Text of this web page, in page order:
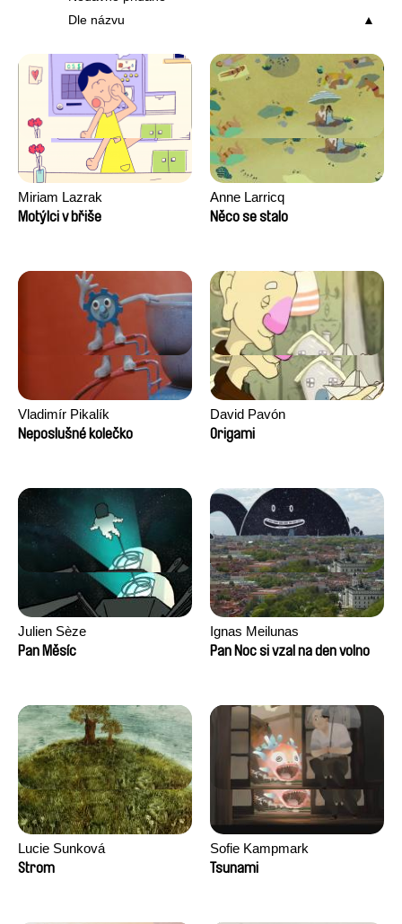
Dle názvu
Miriam Lazrak
Motýlci v břiše
Anne Larricq
Něco se stalo
Vladimír Pikalík
Neposlušné kolečko
David Pavón
Origami
Julien Sèze
Pan Měsíc
Ignas Meilunas
Pan Noc si vzal na den volno
Lucie Sunková
Strom
Sofie Kampmark
Tsunami